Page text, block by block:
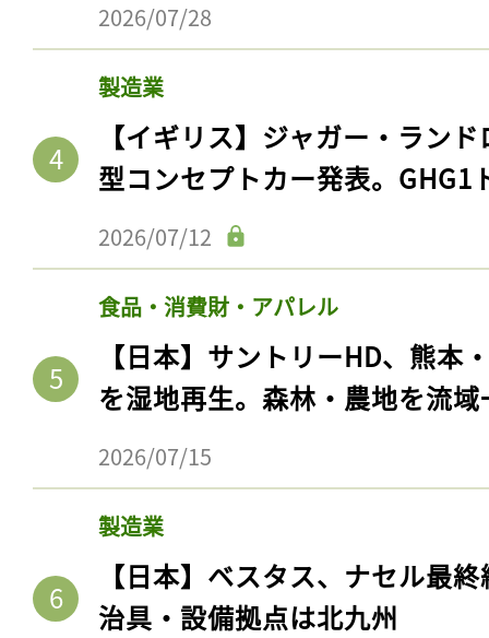
2026/07/28
製造業
【イギリス】ジャガー・ラン
型コンセプトカー発表。GHG1
2026/07/12
食品・消費財・アパレル
【日本】サントリーHD、熊本
を湿地再生。森林・農地を流
2026/07/15
製造業
【日本】ベスタス、ナセル最
治具・設備拠点は北九州